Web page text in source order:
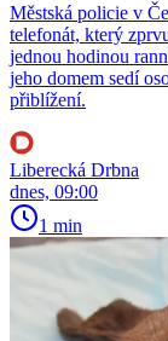
Městská policie v
telefonát, který
jednou hodinou
jeho domem sedí
přiblížení.
Liberecká Drbna
dnes, 09:00
1 min